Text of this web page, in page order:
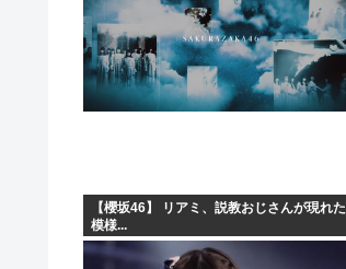
【櫻坂46】 リアミ、説教おじさんが現れた
模様...